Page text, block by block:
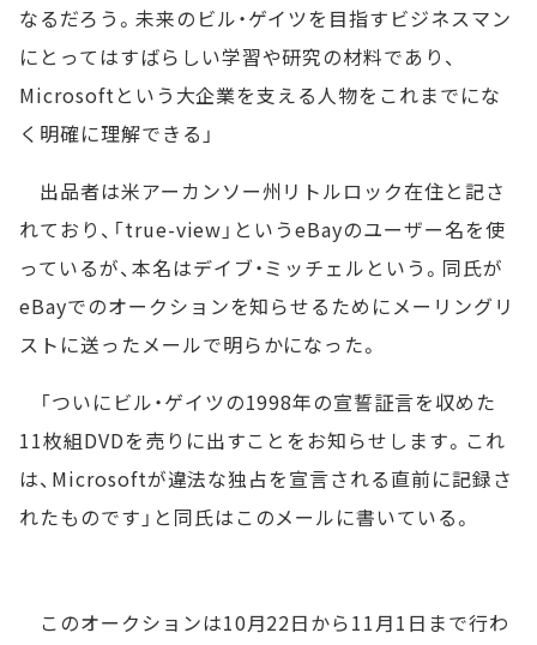
なるだろう。未来のビル・ゲイツを目指すビジネスマン
にとってはすばらしい学習や研究の材料であり、
Microsoftという大企業を支える人物をこれまでにな
く明確に理解できる」
出品者は米アーカンソー州リトルロック在住と記さ
れており、「true-view」というeBayのユーザー名を使
っているが、本名はデイブ・ミッチェルという。同氏が
eBayでのオークションを知らせるためにメーリングリ
ストに送ったメールで明らかになった。
「ついにビル・ゲイツの1998年の宣誓証言を収めた
11枚組DVDを売りに出すことをお知らせします。これ
は、Microsoftが違法な独占を宣言される直前に記録さ
れたものです」と同氏はこのメールに書いている。
このオークションは10月22日から11月1日まで行わ